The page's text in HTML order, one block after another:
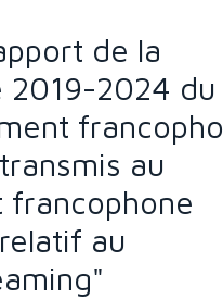
de la
2019-2024 du
au
francophone
au